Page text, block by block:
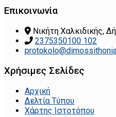
Επικοινωνία
Νικήτη Χαλκιδικής,
2375350100 102
Χρήσιμες Σελίδες
Αρχική
Δελτία Τύπου
Χάρτης Ιστοτόπου